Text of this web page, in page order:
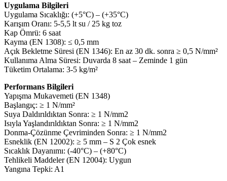
Uygulama Bilgileri
Uygulama Sıcaklığı: (+5°C) – (+35°C)
Karışım Oranı: 5-5,5 lt su / 25 kg toz
Kap Ömrü: 6 saat
Kayma (EN 1308): ≤ 0,5 mm
Açık Bekletme Süresi (EN 1346): En az 30 dk. sonra ≥ 0,5 N/mm²
Kullanıma Alma Süresi: Duvarda 8 saat – Zeminde 1 gün
Tüketim Ortalama: 3-5 kg/m²
Performans Bilgileri
Yapışma Mukavemeti (EN 1348)
Başlangıç: ≥ 1 N/mm²
Suya Daldırıldıktan Sonra: ≥ 1 N/mm2
Isıyla Yaşlandırıldıktan Sonra: ≥ 1 N/mm2
Donma-Çözünme Çevriminden Sonra: ≥ 1 N/mm2
Esneklik (EN 12002): ≥ 5 mm – S 2 Çok esnek
Sıcaklık Dayanımı: (-40°C) – (+80°C)
Tehlikeli Maddeler (EN 12004): Uygun
Yangına Tepki: A1